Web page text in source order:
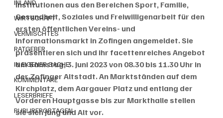
INLAND
WIRTSCHAFT
VERMISCHTES
RATGEBER
IN EIGENER SACHE
KOMMENTARE
LESERBRIEFE
PUBLIREPORTAGEN
Institutionen aus den Bereichen Sport, Familie,
Gesundheit, Soziales und Freiwilligenarbeit für den
ersten öffentlichen Vereins- und
Informationsmarkt in Zofingen angemeldet. Sie
präsentieren sich und ihr facettenreiches Angebot
am Samstag, 3. Juni 2023 von 08.30 bis 11.30 Uhr in
der Zofinger Altstadt. An Marktständen auf dem
Kirchplatz, dem Aargauer Platz und entlang der
Vorderen Hauptgasse bis zur Markthalle stellen
sie sich Jung und Alt vor.